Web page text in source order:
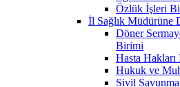
Özlük İşleri
İl Sağlık Müdürüne
Döner
Birimi
Hasta
Hukuk ve
Sivil